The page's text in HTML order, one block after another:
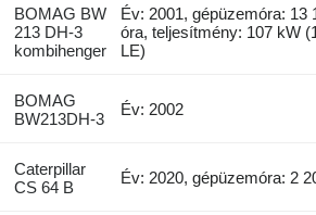
BOMAG BW
213 DH-3
kombihenger
Év: 2001, gépüzemóra: 13
óra, teljesítmény: 107 kW
LE)
BOMAG
BW213DH-3
Év: 2002
Caterpillar
CS 64 B
Év: 2020, gépüzemóra: 2